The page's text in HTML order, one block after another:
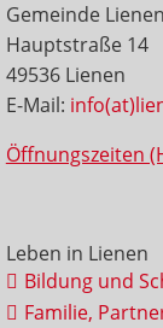
Gemeinde Lienen
Hauptstraße 14
49536 Lienen
E-Mail:
Öffnungszeiten
Leben in Lienen
Bildung und
Familie,